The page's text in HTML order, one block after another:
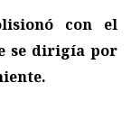
con el
se dirigía por